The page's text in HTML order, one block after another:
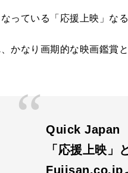
っている「応援上映」な
かなり画期的な映画鑑賞
Quick Japan
「応援上映
Fujisan.co.jp